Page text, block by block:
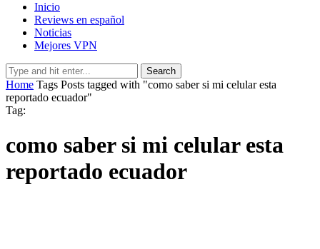
Inicio
Reviews en español
Noticias
Mejores VPN
Search
Home Tags Posts tagged with "como saber si mi celular esta
reportado ecuador"
Tag:
como saber si mi celular esta
reportado ecuador